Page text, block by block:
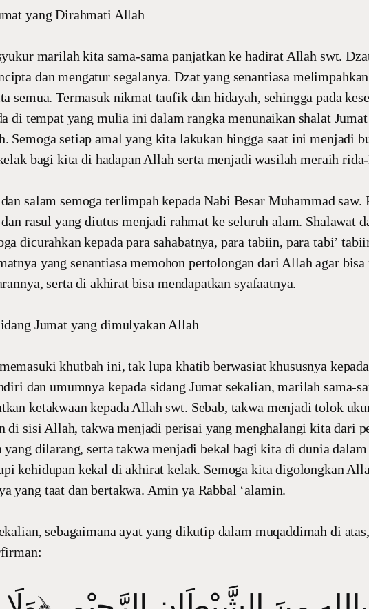
yang Dirahmati Allah
marilah kita sama-sama panjatkan ke hadirat Allah swt.
dan mengatur segalanya. Dzat yang senantiasa
semua. Termasuk nikmat taufik dan hidayah, sehingga pada
di tempat yang mulia ini dalam rangka menunaikan shalat Jumat
Semoga setiap amal yang kita lakukan hingga saat ini menjadi
bagi kita di hadapan Allah serta menjadi wasilah meraih
salam semoga terlimpah kepada Nabi Besar Muhammad saw.
rasul yang diutus menjadi rahmat ke seluruh alam. Shalawat
dicurahkan kepada para sahabatnya, para tabiin, para tabi’
yang senantiasa memohon pertolongan dari Allah agar
serta di akhirat bisa mendapatkan syafaatnya.
Jumat yang dimulyakan Allah
khutbah ini, tak lupa khatib berwasiat khususnya
dan umumnya kepada sidang Jumat sekalian, marilah sama-
ketakwaan kepada Allah swt. Sebab, takwa menjadi tolok
di sisi Allah, takwa menjadi perisai yang menghalangi kita dari
yang dilarang, serta takwa menjadi bekal bagi kita di dunia dalam
kehidupan kekal di akhirat kelak. Semoga kita digolongkan
yang taat dan bertakwa. Amin ya Rabbal ‘alamin.
sebagaimana ayat yang dikutip dalam muqaddimah di